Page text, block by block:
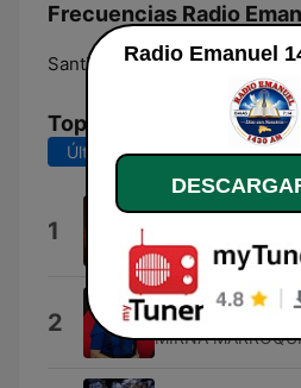
Frecuencias Radio
Santiago de los Caballeros:
Top Canciones
Últimos 7 días Últimos 30
1 Amigo
Lourdes Toledo
2 Recibe toda la
MIRNA